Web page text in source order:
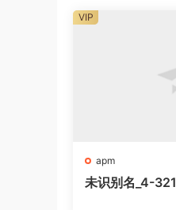
apm
未识别名_4-321
VIP